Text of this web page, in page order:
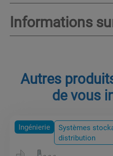
Informations
Autres
de vous
Ingénierie
Systèmes
distribution